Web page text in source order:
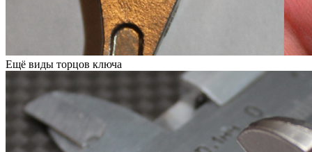
Ещё виды торцов ключа